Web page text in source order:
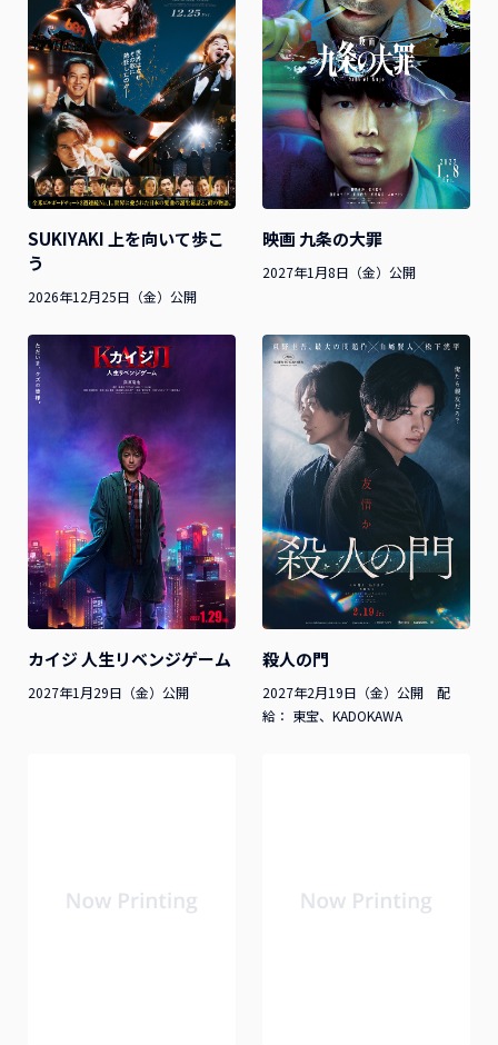
SUKIYAKI 上を向いて歩こ
う
2026年12月25日（金）公開
映画 九条の大罪
2027年1月8日（金）公開
カイジ 人生リベンジゲーム
2027年1月29日（金）公開
殺人の門
2027年2月19日（金）公開 配
給： 東宝、KADOKAWA